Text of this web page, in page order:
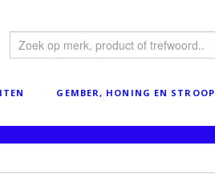
GEMBER, HONING EN STROOP